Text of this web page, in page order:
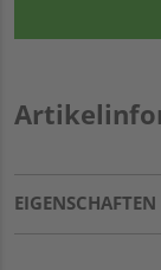
EIGENSCHAFTEN